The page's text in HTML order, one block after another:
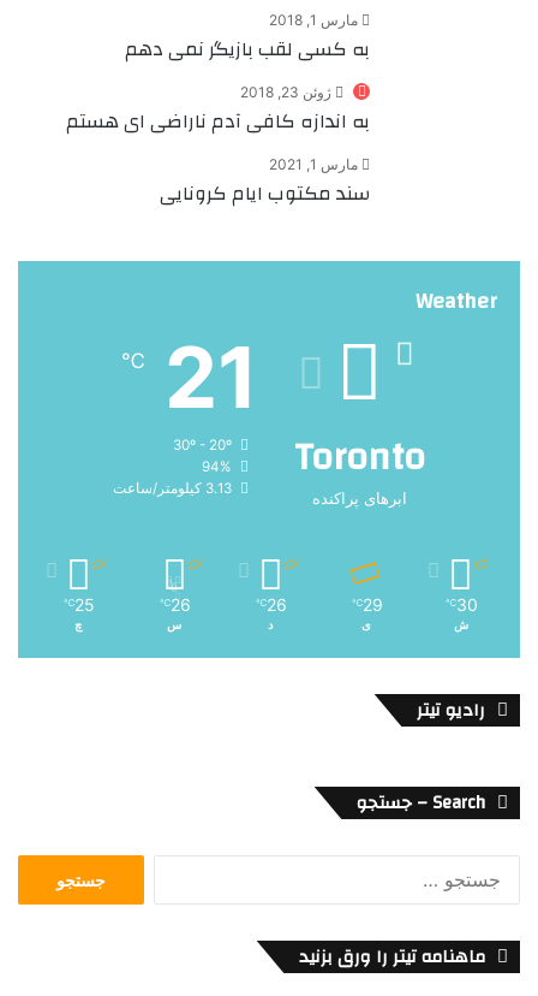
مارس 1, 2018
به کسی لقب بازیگر نمی دهم
ژوئن 23, 2018
به اندازه‌ کافی آدم ناراضی ای هستم
مارس 1, 2021
سند مکتوب ایام کرونایی
Weather
Toronto
ابرهای پراکنده
21
℃
94%
3.13 کیلومتر/ساعت
30
℃
ش
29
℃
ی
26
℃
د
26
℃
س
25
℃
چ
رادیو تیتر
Search – جستجو
ماهنامه تیتر را ورق بزنید